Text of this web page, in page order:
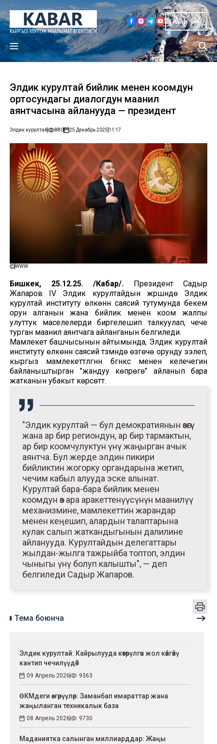
Кыр
Элдик курултай бийлик менен коомдун
ортосундагы диалогдун маанилүү
аянтчасына айланууда — президент
Элдик курултай 880 25 Декабрь 2025 11:17
WWW
Бишкек, 25.12.25. /Кабар/. Президент Садыр
Жапаров IV Элдик курултайдын жүрүшүндө Элдик
курултай институту өлкөнүн саясий тутумунда бекем
орун алганын жана бийлик менен коом жалпы
улуттук маселелерди биргелешип талкуулап, чече
турган маанилүү аянтчага айланганын белгиледи.
Мамлекет башчысынын айтымында, Элдик курултай
институту өлкөнүн саясий түзүмүндө өзгөчө орунду ээлеп,
кыргыз мамлекеттүүлүгүнүн бүгүнкүсү менен келечегин
байланыштырган "жандуу көпүрөгө" айланып бара
жатканын убакыт көрсөттү.
"Элдик курултай — бул демократиянын өзөгү
жана ар бир региондун, ар бир тармактын,
ар бир коомчулуктун үнү жаңырган ачык
аянтча. Бул жерде элдин пикири
бийликтин жогорку органдарына жетип,
чечим кабыл алууда эске алынат.
Курултай бара-бара бийлик менен
коомдун өз ара аракеттенүүсүнүн маанилүү
механизмине, мамлекеттин жарандар
менен кеңешип, алардын талаптарына
кулак салып жаткандыгынын далилине
айланууда. Курултайдын делегаттары
жылдан-жылга тажрыйба топтоп, элдин
чыныгы үнү болуп калышты", — деп
белгиледи Садыр Жапаров.
Тема боюнча
Элдик курултай: Кайрылууда көтөрүлгөн жол көйгөйү
кантип чечилүүдө?
09 Апрель 2026 9363
ӨКМдеги өзгөрүүлөр: Заманбап имараттар жана
жаңыланган техникалык база
08 Апрель 2026 9730
Маданиятка салынган миллиарддар: Жаңы